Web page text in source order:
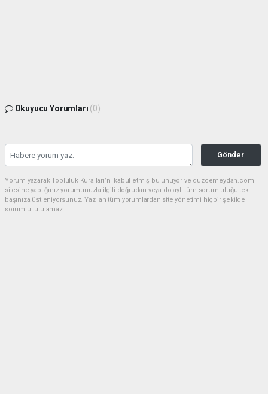
Okuyucu Yorumları (0)
Gönder
Yorum yazarak Topluluk Kuralları’nı kabul etmiş bulunuyor ve duzcemeydan.com
sitesine yaptığınız yorumunuzla ilgili doğrudan veya dolaylı tüm sorumluluğu tek
başınıza üstleniyorsunuz. Yazılan tüm yorumlardan site yönetimi hiçbir şekilde
sorumlu tutulamaz.